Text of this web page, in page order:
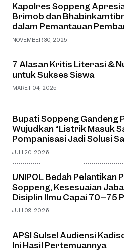
Kapolres Soppeng
Brimob dan
dalam Pemantauan
Jembatan Gantung di Desa
NOVEMBER 30, 2025
7 Alasan Kritis Literasi &
untuk Sukses Siswa
MARET 04, 2025
Bupati Soppeng Gandeng
Wujudkan “Listrik Masuk
Pompanisasi Jadi Solusi
Tadah Hujan
JULI 20, 2026
UNIPOL Bedah Pelantikan
Soppeng, Kesesuaian
Disiplin Ilmu Capai 70–75
JULI 09, 2026
APSI Sulsel Audiensi
Ini Hasil Pertemuannya